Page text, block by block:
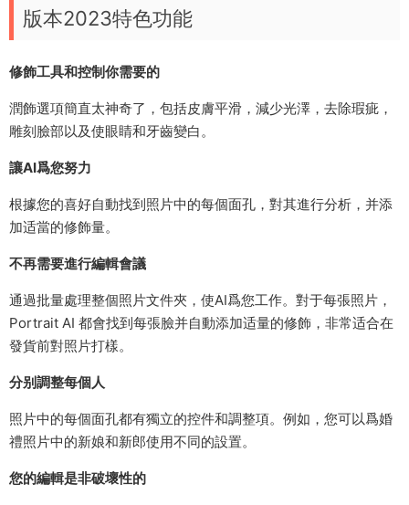
版本2023特色功能
修飾工具和控制你需要的
潤飾選項簡直太神奇了，包括皮膚平滑，減少光澤，去除瑕疵，
雕刻臉部以及使眼睛和牙齒變白。
讓AI爲您努力
根據您的喜好自動找到照片中的每個面孔，對其進行分析，并添
加适當的修飾量。
不再需要進行編輯會議
通過批量處理整個照片文件夾，使AI爲您工作。對于每張照片，
Portrait AI 都會找到每張臉并自動添加适量的修飾，非常适合在
發貨前對照片打樣。
分别調整每個人
照片中的每個面孔都有獨立的控件和調整項。例如，您可以爲婚
禮照片中的新娘和新郎使用不同的設置。
您的編輯是非破壞性的